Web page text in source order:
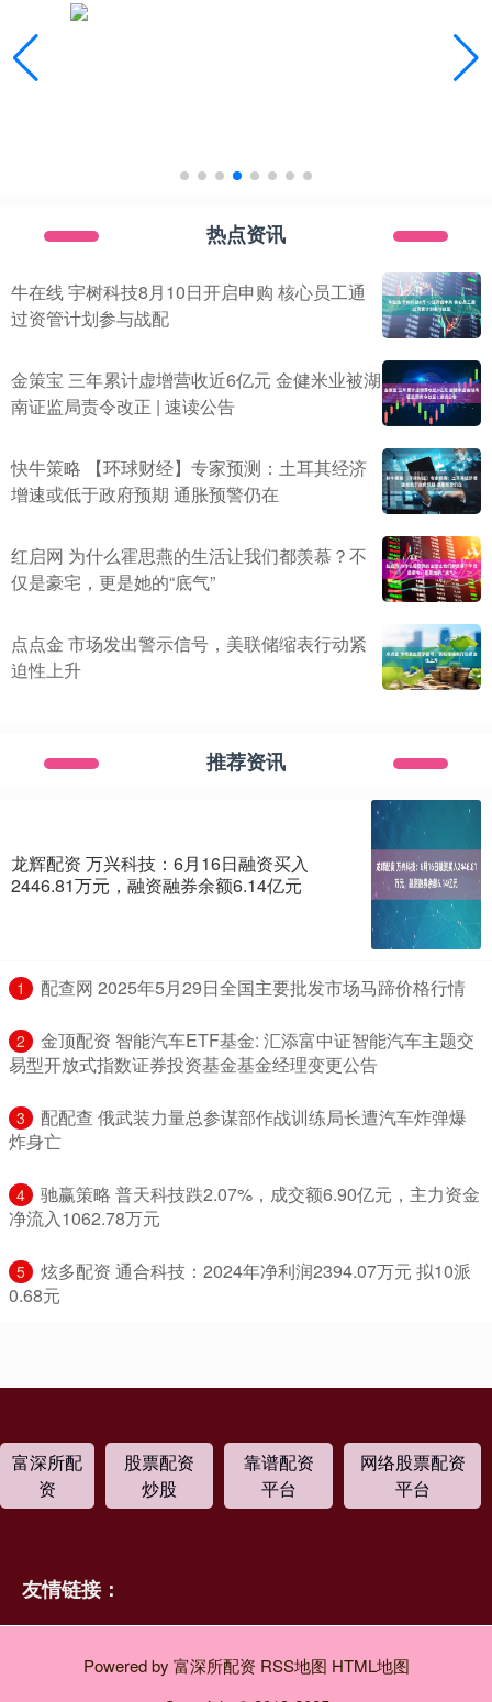
热点资讯
牛在线 宇树科技8月10日开启申购 核心员工通
过资管计划参与战配
金策宝 三年累计虚增营收近6亿元 金健米业被湖
南证监局责令改正 | 速读公告
快牛策略 【环球财经】专家预测：土耳其经济
增速或低于政府预期 通胀预警仍在
红启网 为什么霍思燕的生活让我们都羡慕？不
仅是豪宅，更是她的“底气”
点点金 市场发出警示信号，美联储缩表行动紧
迫性上升
推荐资讯
龙辉配资 万兴科技：6月16日融资买入
2446.81万元，融资融券余额6.14亿元
1 ​配查网 2025年5月29日全国主要批发市场马蹄价格行情
2
​金顶配资 智能汽车ETF基金: 汇添富中证智能汽车主题交
易型开放式指数证券投资基金基金经理变更公告
3
​配配查 俄武装力量总参谋部作战训练局长遭汽车炸弹爆
炸身亡
4
​驰赢策略 普天科技跌2.07%，成交额6.90亿元，主力资金
净流入1062.78万元
5
​炫多配资 通合科技：2024年净利润2394.07万元 拟10派
0.68元
富深所配
资
股票配资
炒股
靠谱配资
平台
网络股票配资
平台
友情链接：
Powered by 富深所配资 RSS地图 HTML地图